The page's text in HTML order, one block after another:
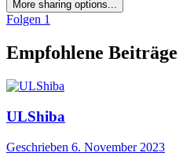
More sharing options...
Folgen 1
Empfohlene Beiträge
ULShiba
Geschrieben 6. November 2023